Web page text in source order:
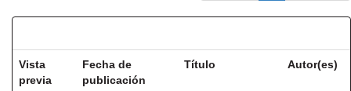
Vista
previa
Fecha de
publicación
Título Autor(es)